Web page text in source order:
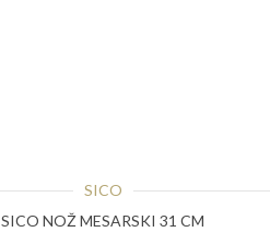
SICO
SICO NOŽ MESARSKI 31 CM